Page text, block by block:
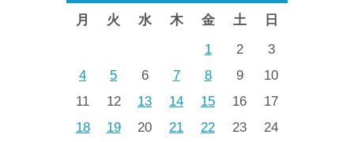
月
火 水 木 金 土 日
1 2
3
4
5 6 7 8 9
10
11
12 13 14 15 16
17
18
19 20 21 22 23
24